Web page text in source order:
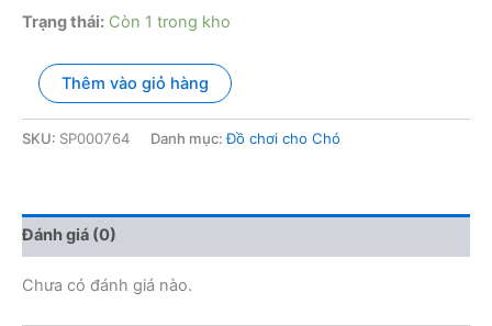
Trạng thái: Còn 1 trong kho
Quả
Cầu
Kèm
Chuột
Thêm vào giỏ hàng
SKU: SP000764 Danh mục:Đồ chơi cho Chó
Đánh giá (0)
Chưa có đánh giá nào.